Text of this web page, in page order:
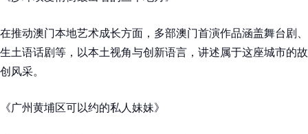
在推动澳门本地艺术成长方面，多部澳门首演作品涵盖舞台剧
生土语话剧等，以本土视角与创新语言，讲述属于这座城市的
创风采。
《广州黄埔区可以约的私人妹妹》